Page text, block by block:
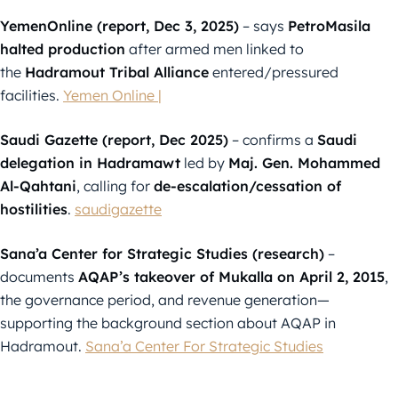
YemenOnline (report, Dec 3, 2025) – says PetroMasila
halted production after armed men linked to
the Hadramout Tribal Alliance entered/pressured
facilities. Yemen Online |
Saudi Gazette (report, Dec 2025) – confirms a Saudi
delegation in Hadramawt led by Maj. Gen. Mohammed
Al-Qahtani, calling for de-escalation/cessation of
hostilities. saudigazette
Sana’a Center for Strategic Studies (research) –
documents AQAP’s takeover of Mukalla on April 2, 2015,
the governance period, and revenue generation—
supporting the background section about AQAP in
Hadramout. Sana’a Center For Strategic Studies